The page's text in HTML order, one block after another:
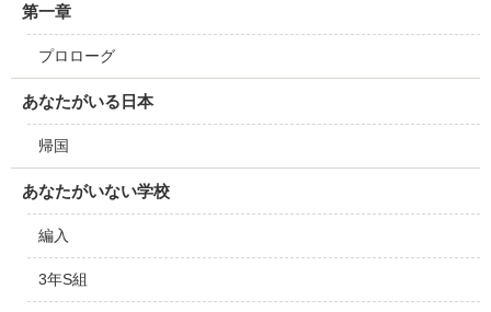
第一章
プロローグ
あなたがいる日本
帰国
あなたがいない学校
編入
3年S組